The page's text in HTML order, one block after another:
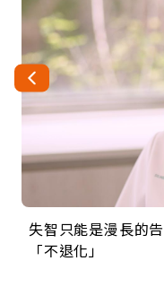
失智只能是漫長的
「不退化」
來自剛果的巧克力
的家，我連作夢都
63歲卸矽谷副總、
丑」走進安養院，
104歲打破金氏世
手，分享長壽的秘
事業巔峰他選擇追
巨蛋！連CNN都大讚